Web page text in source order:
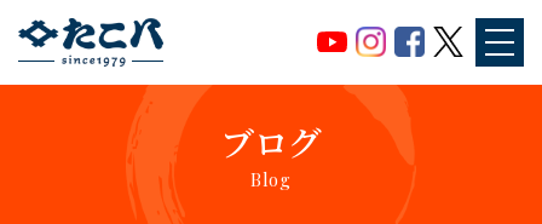
ブログ
Blog